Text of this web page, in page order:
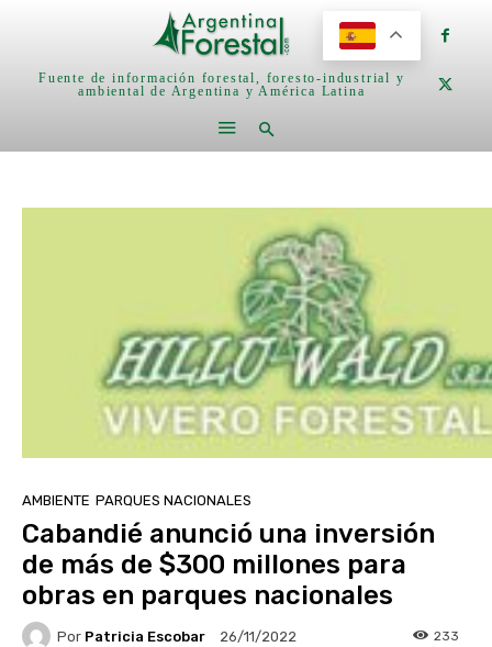
Fuente de información forestal, foresto-industrial y
ambiental de Argentina y América Latina
AMBIENTE PARQUES NACIONALES
Cabandié anunció una inversión
de más de $300 millones para
obras en parques nacionales
Por Patricia Escobar 26/11/2022 233